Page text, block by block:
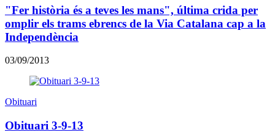
"Fer història és a teves les mans", última crida per
omplir els trams ebrencs de la Via Catalana cap a la
Independència
03/09/2013
Obituari
Obituari 3-9-13